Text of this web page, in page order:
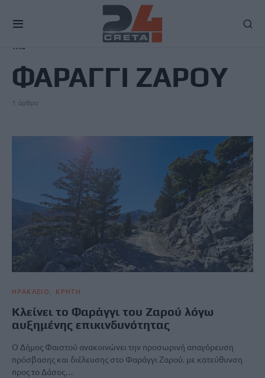
TAG
ΦΑΡΑΓΓΙ ΖΑΡΟΥ
1 άρθρο
ΗΡΑΚΛΕΙΟ ΚΡΗΤΗ
Κλείνει το Φαράγγι του Ζαρού λόγω
αυξημένης επικινδυνότητας
Ο Δήμος Φαιστού ανακοινώνει την προσωρινή απαγόρευση
πρόσβασης και διέλευσης στο Φαράγγι Ζαρού. με κατεύθυνση
προς το Δάσος…